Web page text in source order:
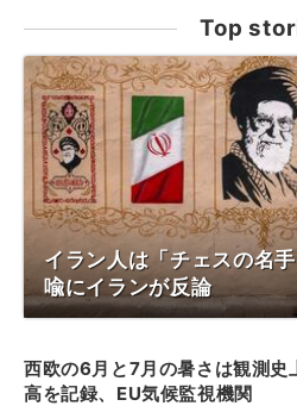
Top
イラン人は「チェスの名
喩にイランが反論
西欧の6月と7月の暑さは観測史
高を記録、EU気候監視機関